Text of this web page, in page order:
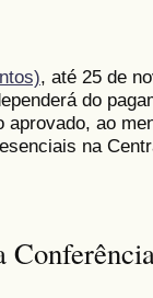
, até 25 de
do
aprovado, ao
na